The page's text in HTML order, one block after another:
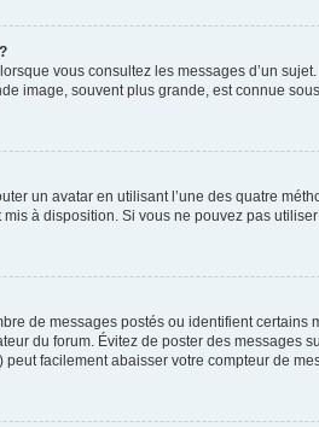
vous consultez les messages d’un
image, souvent plus grande, est connue
un avatar en utilisant l’une des quatre
à disposition. Si vous ne pouvez pas
de messages postés ou identifient
du forum. Évitez de poster des
facilement abaisser votre compteur de